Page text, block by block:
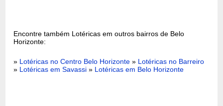
Encontre também Lotéricas em outros bairros de Belo
Horizonte:
» Lotéricas no Centro Belo Horizonte » Lotéricas no Barreiro
» Lotéricas em Savassi » Lotéricas em Belo Horizonte